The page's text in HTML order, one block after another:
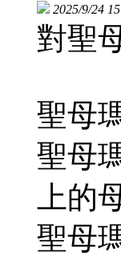
2025/9/24
對聖
聖母
聖母
上的
聖母